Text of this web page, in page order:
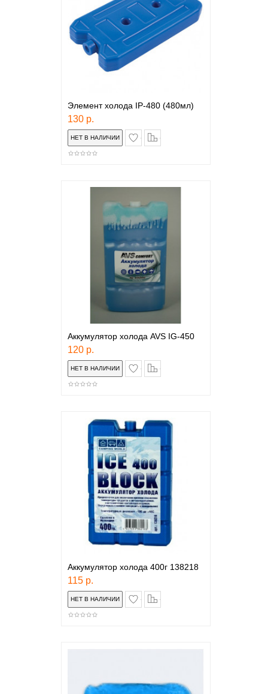
Элемент холода IP-480 (480мл)
130 р.
в закладки
Аккумулятор холода AVS IG-450
120 р.
в закладки
Аккумулятор холода 400г 138218
115 р.
в закладки